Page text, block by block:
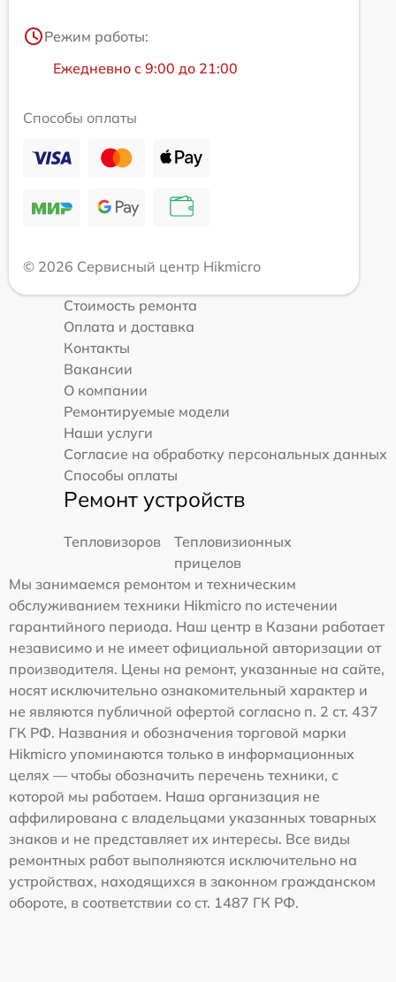
Режим работы:
Ежедневно с 9:00 до 21:00
Способы оплаты
© 2026 Сервисный центр Hikmicro
Стоимость ремонта
Оплата и доставка
Контакты
Вакансии
О компании
Ремонтируемые модели
Наши услуги
Согласие на обработку персональных данных
Способы оплаты
Ремонт устройств
Тепловизоров
Тепловизионных
прицелов
Мы занимаемся ремонтом и техническим
обслуживанием техники Hikmicro по истечении
гарантийного периода. Наш центр в Казани работает
независимо и не имеет официальной авторизации от
производителя. Цены на ремонт, указанные на сайте,
носят исключительно ознакомительный характер и
не являются публичной офертой согласно п. 2 ст. 437
ГК РФ. Названия и обозначения торговой марки
Hikmicro упоминаются только в информационных
целях — чтобы обозначить перечень техники, с
которой мы работаем. Наша организация не
аффилирована с владельцами указанных товарных
знаков и не представляет их интересы. Все виды
ремонтных работ выполняются исключительно на
устройствах, находящихся в законном гражданском
обороте, в соответствии со ст. 1487 ГК РФ.